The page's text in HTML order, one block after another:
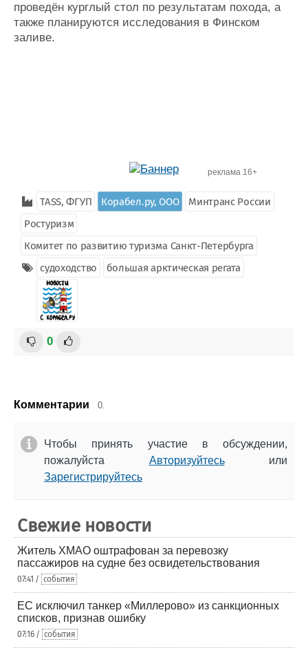
проведён курглый стол по результатам похода, а
также планируются исследования в Финском
заливе.
реклама 16+
TASS, ФГУП Корабел.ру, ООО
Минтранс России
Ростуризм
Комитет по развитию туризма Санкт-Петербурга
судоходство
большая арктическая регата
0
Комментарии 0.
Чтобы принять участие в обсуждении,
пожалуйста Авторизуйтесьили
Зарегистрируйтесь
Свежие новости
Житель ХМАО оштрафован за перевозку
пассажиров на судне без освидетельствования
07:41 / события
ЕС исключил танкер «Миллерово» из санкционных
списков, признав ошибку
07:16 / события